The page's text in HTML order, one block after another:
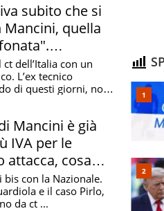
subito che si
Mancini, quella
dell’Italia con un
L’ex tecnico
di questi giorni, non
Mancini è già
IVA per le
attacca, cosa
bis con la Nazionale.
e il caso Pirlo,
da ct ...